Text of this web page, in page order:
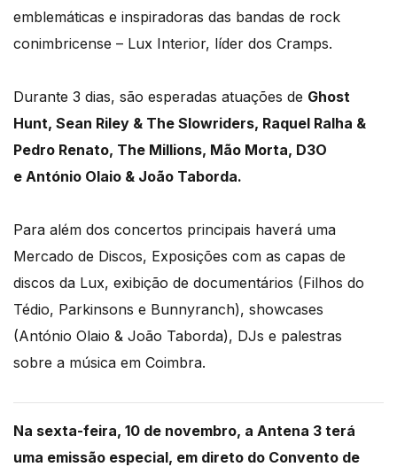
emblemáticas e inspiradoras das bandas de rock
conimbricense – Lux Interior, líder dos Cramps.
Durante 3 dias, são esperadas atuações de Ghost
Hunt, Sean Riley & The Slowriders, Raquel Ralha &
Pedro Renato, The Millions, Mão Morta, D3O
e António Olaio & João Taborda.
Para além dos concertos principais haverá uma
Mercado de Discos, Exposições com as capas de
discos da Lux, exibição de documentários (Filhos do
Tédio, Parkinsons e Bunnyranch), showcases
(António Olaio & João Taborda), DJs e palestras
sobre a música em Coimbra.
Na sexta-feira, 10 de novembro, a Antena 3 terá
uma emissão especial, em direto do Convento de